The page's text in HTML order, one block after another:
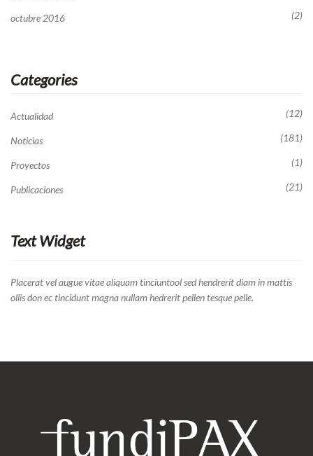
octubre 2016 (2)
Categories
Actualidad (12)
Noticias (181)
Proyectos (1)
Publicaciones (21)
Text Widget
Placerat vel augue vitae aliquam tinciuntool sed hendrerit diam in mattis
ollis don ec tincidunt magna nullam hedrerit pellen tesque pelle.